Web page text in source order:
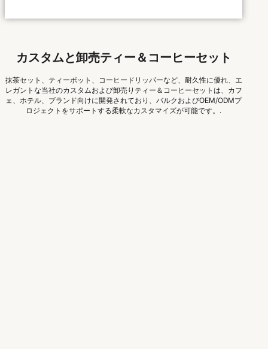
カスタムと卸売ティー＆コーヒーセット
抹茶セット、ティーポット、コーヒードリッパーなど、耐久性に優れ、エ
レガントな当社のカスタムおよび卸売りティー＆コーヒーセットは、カフ
ェ、ホテル、ブランド向けに開発されており、バルクおよびOEM/ODMプ
ロジェクトをサポートする柔軟なカスタマイズが可能です。.